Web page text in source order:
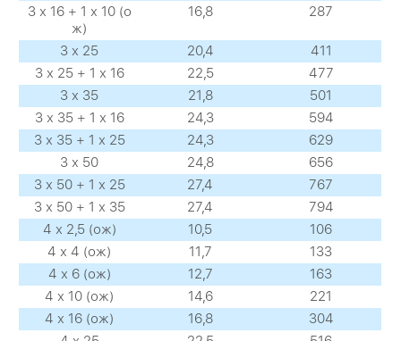
3 х 16 + 1 х 10 (о
ж)
16,8 287
3 х 25 20,4
411
3 х 25 + 1 х 16
22,5
477
3 х 35
21,8
501
3 х 35 + 1 х 16
24,3
594
3 х 35 + 1 х 25
24,3
629
3 х 50
24,8
656
3 х 50 + 1 х 25
27,4
767
3 х 50 + 1 х 35
27,4
794
4 х 2,5 (ож)
10,5
106
4 х 4 (ож)
11,7
133
4 х 6 (ож)
12,7
163
4 х 10 (ож)
14,6
221
4 х 16 (ож)
16,8
304